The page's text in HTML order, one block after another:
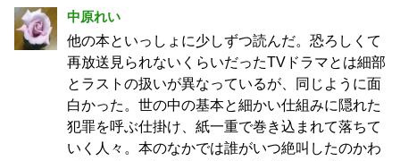
中原れい
他の本といっしょに少しずつ読んだ。恐ろしくて
再放送見られないくらいだったTVドラマとは細部
とラストの扱いが異なっているが、同じように面
白かった。世の中の基本と細かい仕組みに隠れた
犯罪を呼ぶ仕掛け、紙一重で巻き込まれて落ちて
いく人々。本のなかでは誰がいつ絶叫したのかわ